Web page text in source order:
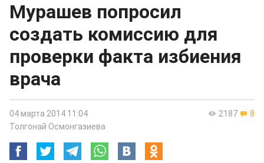
Мурашев попросил
создать комиссию для
проверки факта избиения
врача
2187 8
04 марта 2014 11:04
Толгонай Осмонгазиева